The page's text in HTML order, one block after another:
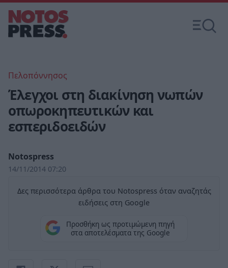
Πελοπόννησος
Έλεγχοι στη διακίνηση νωπών
οπωροκηπευτικών και
εσπεριδοειδών
Notospress
14/11/2014 07:20
Δες περισσότερα άρθρα του Notospress όταν αναζητάς
ειδήσεις στη Google
Προσθήκη ως προτιμώμενη πηγή
στα αποτελέσματα της Google